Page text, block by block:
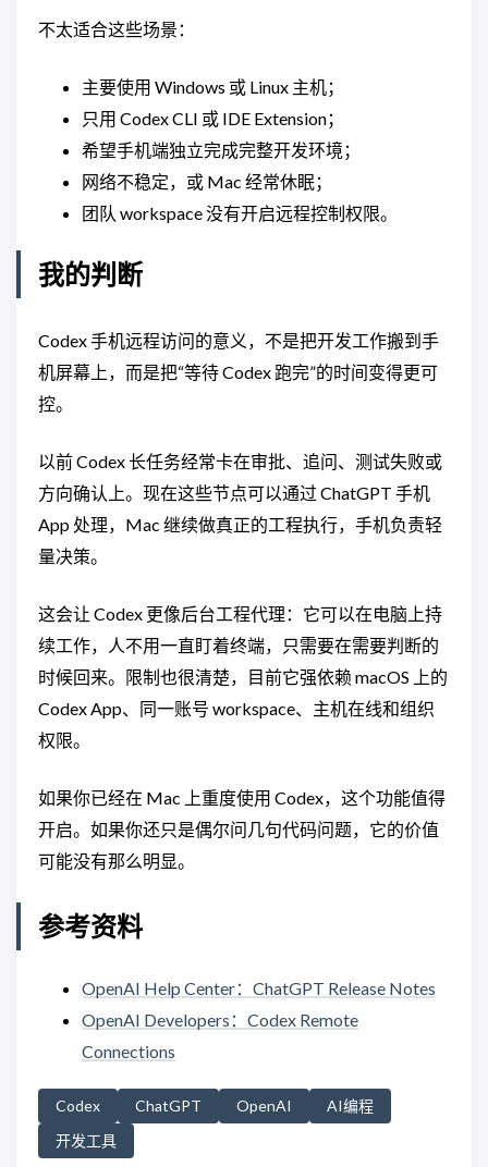
不太适合这些场景：
主要使用 Windows 或 Linux 主机；
只用 Codex CLI 或 IDE Extension；
希望手机端独立完成完整开发环境；
网络不稳定，或 Mac 经常休眠；
团队 workspace 没有开启远程控制权限。
我的判断
Codex 手机远程访问的意义，不是把开发工作搬到手
机屏幕上，而是把“等待 Codex 跑完”的时间变得更可
控。
以前 Codex 长任务经常卡在审批、追问、测试失败或
方向确认上。现在这些节点可以通过 ChatGPT 手机
App 处理，Mac 继续做真正的工程执行，手机负责轻
量决策。
这会让 Codex 更像后台工程代理：它可以在电脑上持
续工作，人不用一直盯着终端，只需要在需要判断的
时候回来。限制也很清楚，目前它强依赖 macOS 上的
Codex App、同一账号 workspace、主机在线和组织
权限。
如果你已经在 Mac 上重度使用 Codex，这个功能值得
开启。如果你还只是偶尔问几句代码问题，它的价值
可能没有那么明显。
参考资料
OpenAI Help Center：ChatGPT Release Notes
OpenAI Developers：Codex Remote
Connections
Codex ChatGPT OpenAI
AI编程
开发工具